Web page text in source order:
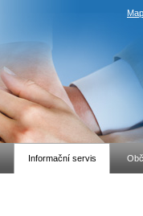
Informační servis